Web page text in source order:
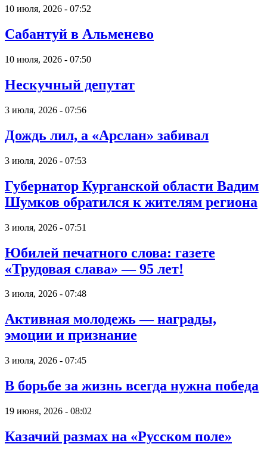
10 июля, 2026 - 07:52
Сабантуй в Альменево
10 июля, 2026 - 07:50
Нескучный депутат
3 июля, 2026 - 07:56
Дождь лил, а «Арслан» забивал
3 июля, 2026 - 07:53
Губернатор Курганской области Вадим
Шумков обратился к жителям региона
3 июля, 2026 - 07:51
Юбилей печатного слова: газете
«Трудовая слава» — 95 лет!
3 июля, 2026 - 07:48
Активная молодежь — награды,
эмоции и признание
3 июля, 2026 - 07:45
В борьбе за жизнь всегда нужна победа
19 июня, 2026 - 08:02
Казачий размах на «Русском поле»